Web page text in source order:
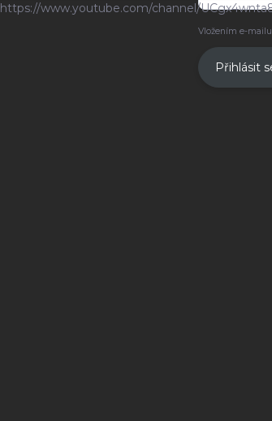
https://www.youtube.com/channel/
Vložením e-
Přihlásit